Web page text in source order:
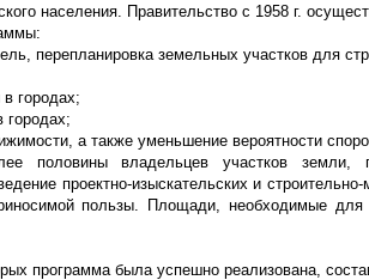
населения. Правительство с 1958 г.
перепланировка земельных участков для
городах;
городах;
а также уменьшение вероятности
половины владельцев участков земли,
проектно-изыскательских и
пользы. Площади, необходимые для
программа была успешно реализована,